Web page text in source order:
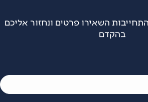
השאירו פרטים ונחזור אליכם
בהקדם